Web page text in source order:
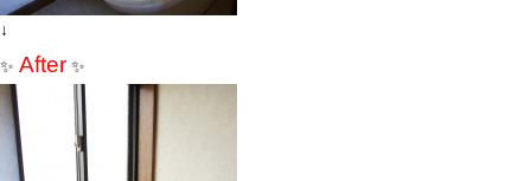
↓
✨ After ✨